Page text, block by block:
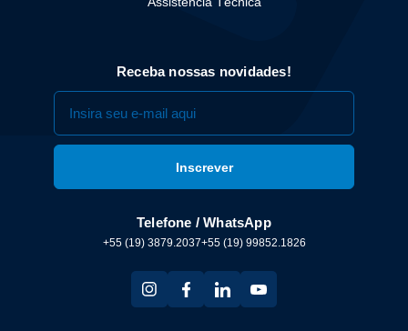
Receba nossas novidades!
Telefone / WhatsApp
+55 (19) 3879.2037+55 (19) 99852.1826